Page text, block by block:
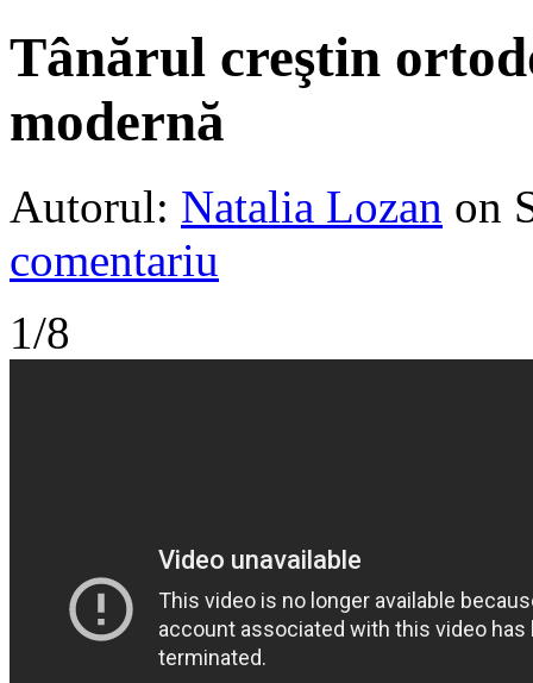
Tânărul creştin
modernă
Autorul: Natalia Lozan on
comentariu
1/8